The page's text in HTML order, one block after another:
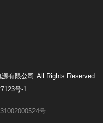
有限公司 All Rights Reserved.
号-1
号